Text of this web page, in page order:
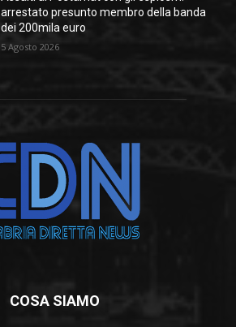
arrestato presunto membro della banda
dei 200mila euro
5 Agosto 2026
COSA SIAMO